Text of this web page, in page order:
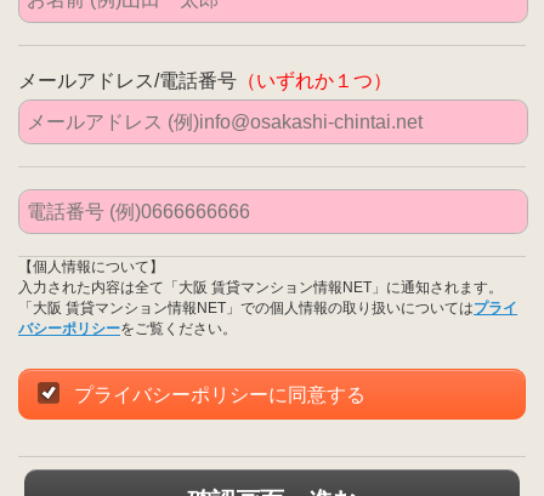
メールアドレス/電話番号 （いずれか１つ）
【個人情報について】
入力された内容は全て「大阪 賃貸マンション情報NET」に通知されます。
「大阪 賃貸マンション情報NET」での個人情報の取り扱いについてはプライ
バシーポリシーをご覧ください。
プライバシーポリシーに同意する